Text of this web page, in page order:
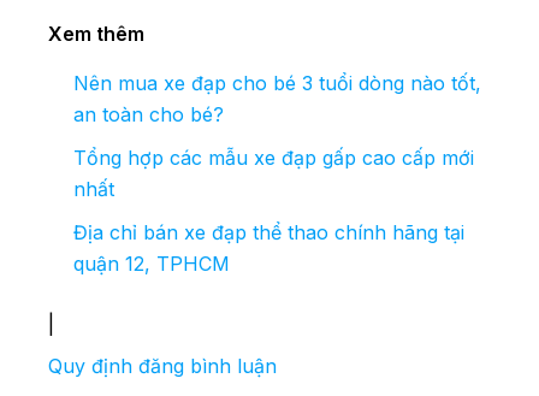
Xem thêm
Nên mua xe đạp cho bé 3 tuổi dòng nào tốt,
an toàn cho bé?
Tổng hợp các mẫu xe đạp gấp cao cấp mới
nhất
Địa chỉ bán xe đạp thể thao chính hãng tại
quận 12, TPHCM
Quy định đăng bình luận